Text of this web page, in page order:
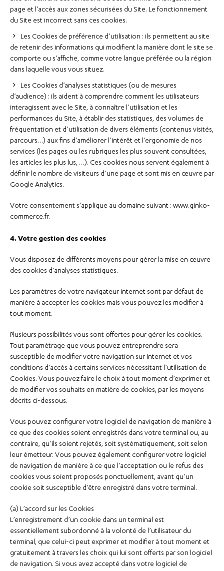
page et l’accès aux zones sécurisées du Site. Le fonctionnement
du Site est incorrect sans ces cookies.
Les Cookies de préférence d’utilisation : ils permettent au site
de retenir des informations qui modifient la manière dont le site se
comporte ou s’affiche, comme votre langue préférée ou la région
dans laquelle vous vous situez.
Les Cookies d’analyses statistiques (ou de mesures
d’audience) : ils aident à comprendre comment les utilisateurs
interagissent avec le Site, à connaître l’utilisation et les
performances du Site, à établir des statistiques, des volumes de
fréquentation et d’utilisation de divers éléments (contenus visités,
parcours…) aux fins d’améliorer l’intérêt et l’ergonomie de nos
services (les pages ou les rubriques les plus souvent consultées,
les articles les plus lus, …). Ces cookies nous servent également à
définir le nombre de visiteurs d’une page et sont mis en œuvre par
Google Analytics.
Votre consentement s’applique au domaine suivant : www.ginko-
commerce.fr.
4. Votre gestion des cookies
Vous disposez de différents moyens pour gérer la mise en œuvre
des cookies d’analyses statistiques.
Les paramètres de votre navigateur internet sont par défaut de
manière à accepter les cookies mais vous pouvez les modifier à
tout moment.
Plusieurs possibilités vous sont offertes pour gérer les cookies.
Tout paramétrage que vous pouvez entreprendre sera
susceptible de modifier votre navigation sur Internet et vos
conditions d’accès à certains services nécessitant l’utilisation de
Cookies. Vous pouvez faire le choix à tout moment d’exprimer et
de modifier vos souhaits en matière de cookies, par les moyens
décrits ci-dessous.
Vous pouvez configurer votre logiciel de navigation de manière à
ce que des cookies soient enregistrés dans votre terminal ou, au
contraire, qu’ils soient rejetés, soit systématiquement, soit selon
leur émetteur. Vous pouvez également configurer votre logiciel
de navigation de manière à ce que l’acceptation ou le refus des
cookies vous soient proposés ponctuellement, avant qu’un
cookie soit susceptible d’être enregistré dans votre terminal.
(a) L’accord sur les Cookies
L’enregistrement d’un cookie dans un terminal est
essentiellement subordonné à la volonté de l’utilisateur du
terminal, que celui-ci peut exprimer et modifier à tout moment et
gratuitement à travers les choix qui lui sont offerts par son logiciel
de navigation. Si vous avez accepté dans votre logiciel de